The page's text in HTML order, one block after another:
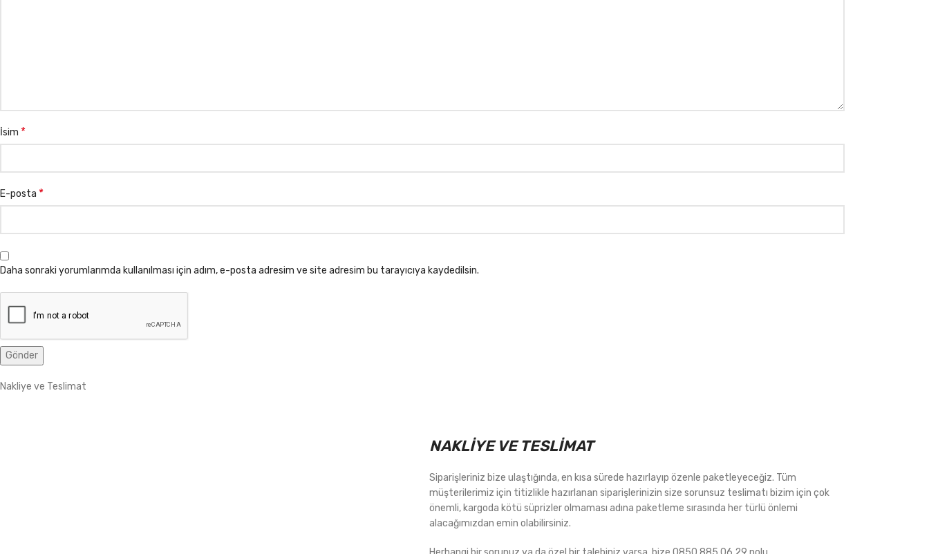
İsim *
E-posta *
Daha sonraki yorumlarımda kullanılması için adım, e-posta adresim ve site adresim bu tarayıcıya kaydedilsin.
Nakliye ve Teslimat
NAKLİYE VE TESLİMAT
Siparişleriniz bize ulaştığında, en kısa sürede hazırlayıp özenle paketleyeceğiz. Tüm
müşterilerimiz için titizlikle hazırlanan siparişlerinizin size sorunsuz teslimatı bizim için çok
önemli, kargoda kötü süprizler olmaması adına paketleme sırasında her türlü önlemi
alacağımızdan emin olabilirsiniz.